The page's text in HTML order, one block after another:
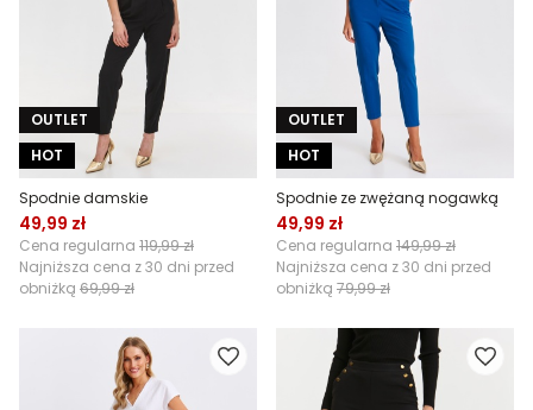
OUTLET
HOT
Spodnie damskie
49,99 zł
Cena regularna 119,99 zł
Najniższa cena z 30 dni przed
obniżką 69,99 zł
OUTLET
HOT
Spodnie ze zwężaną nogawką
49,99 zł
Cena regularna 149,99 zł
Najniższa cena z 30 dni przed
obniżką 79,99 zł